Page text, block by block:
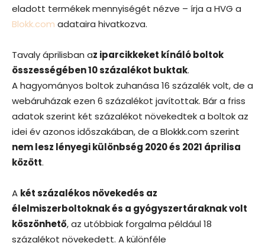
eladott termékek mennyiségét nézve – írja a HVG a
Blokk.com adataira hivatkozva.
Tavaly áprilisban az iparcikkeket kínáló boltok
összességében 10 százalékot buktak.
A hagyományos boltok zuhanása 16 százalék volt, de a
webáruházak ezen 6 százalékot javítottak. Bár a friss
adatok szerint két százalékot növekedtek a boltok az
idei év azonos időszakában, de a Blokkk.com szerint
nem lesz lényegi különbség 2020 és 2021 áprilisa
között.
A két százalékos növekedés az
élelmiszerboltoknak és a gyógyszertáraknak volt
köszönhető, az utóbbiak forgalma például 18
százalékot növekedett. A különféle